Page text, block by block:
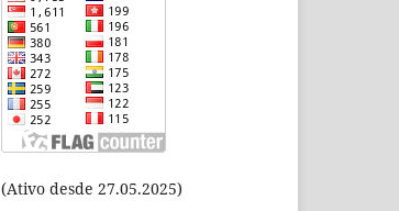
(Ativo desde 27.05.2025)